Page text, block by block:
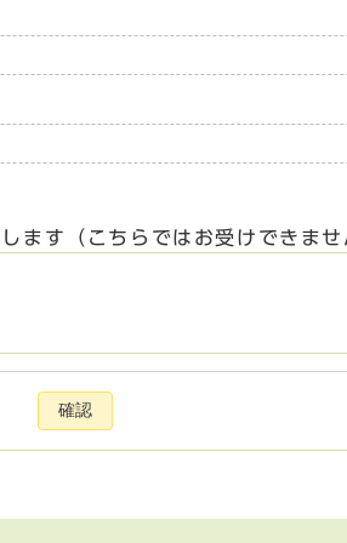
ます（こちらではお受けできま
確認